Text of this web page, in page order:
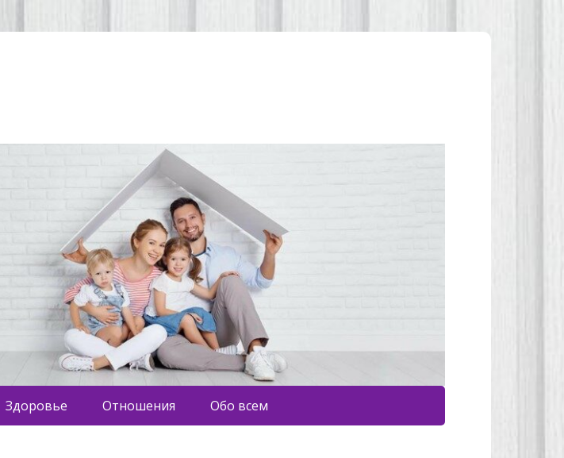
Здоровье Отношения Обо всем